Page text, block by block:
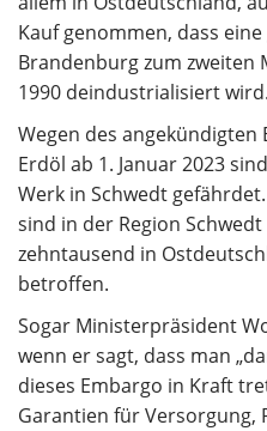
Kauf genommen, dass eine
Brandenburg zum zweiten
1990 deindustrialisiert wird.
Wegen des
Erdöl ab 1. Januar 2023
Werk in Schwedt
sind in der Region
zehntausend in
betroffen.
Sogar Ministerpräsident
wenn er sagt, dass man
dieses Embargo in Kraft
Garantien für Versorgung,